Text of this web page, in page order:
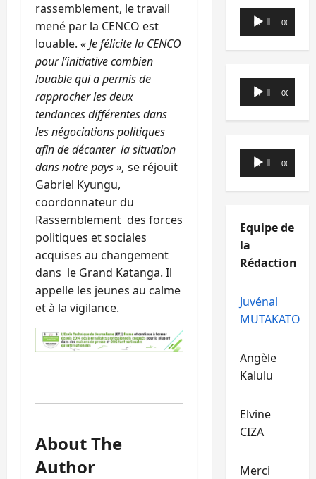
rassemblement, le travail
mené par la CENCO est
louable. « Je félicite la CENCO
pour l’initiative combien
louable qui a permis de
rapprocher les deux
tendances différentes dans
les négociations politiques
afin de décanter la situation
dans notre pays », se réjouit
Gabriel Kyungu,
coordonnateur du
Rassemblement des forces
politiques et sociales
acquises au changement
dans le Grand Katanga. Il
appelle les jeunes au calme
et à la vigilance.
About The
Author
Lecteur
audio
00:00 00:00
Lecteur
audio
00:00 00:00
Lecteur
audio
00:00 00:00
Equipe de
la
Rédaction
Juvénal
MUTAKATO
Angèle
Kalulu
Elvine
CIZA
Merci